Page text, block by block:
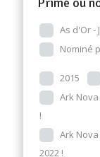
As d'Or -
Nominé
2015
Ark
!
Ark
2022 !